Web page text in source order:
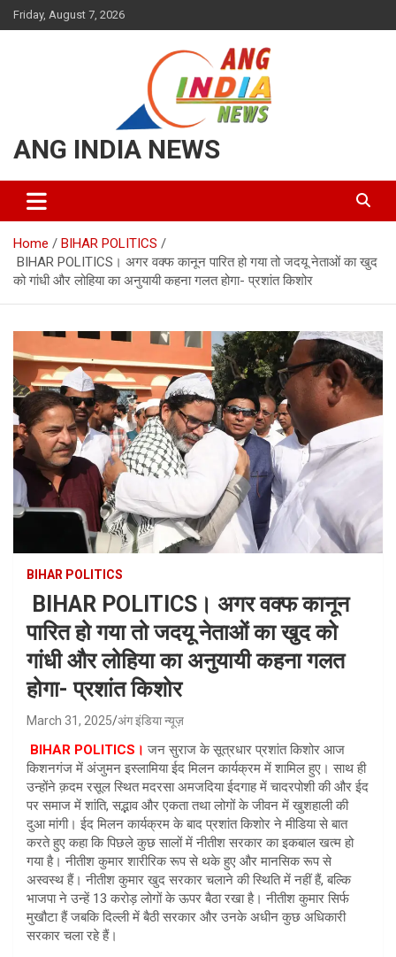
Skip
to
Friday, August 7, 2026
ANG INDIA NEWS
Home
BIHAR POLITICS
BIHAR POLITICS। अगर वक्फ कानून पारित हो गया तो जदयू नेताओं का खुद
को गांधी और लोहिया का अनुयायी कहना गलत होगा- प्रशांत किशोर
BIHAR POLITICS
BIHAR POLITICS। अगर वक्फ कानून
पारित हो गया तो जदयू नेताओं का खुद को
गांधी और लोहिया का अनुयायी कहना गलत
होगा- प्रशांत किशोर
March 31, 2025 अंग इंडिया न्यूज़
BIHAR POLITICS। जन सुराज के सूत्रधार प्रशांत किशोर आज
किशनगंज में अंजुमन इस्लामिया ईद मिलन कार्यक्रम में शामिल हुए। साथ ही
उन्होंने क़दम रसूल स्थित मदरसा अमजदिया ईदगाह में चादरपोशी की और ईद
पर समाज में शांति, सद्भाव और एकता तथा लोगों के जीवन में खुशहाली की
दुआ मांगी। ईद मिलन कार्यक्रम के बाद प्रशांत किशोर ने मीडिया से बात
करते हुए कहा कि पिछले कुछ सालों में नीतीश सरकार का इकबाल खत्म हो
गया है। नीतीश कुमार शारीरिक रूप से थके हुए और मानसिक रूप से
अस्वस्थ हैं। नीतीश कुमार खुद सरकार चलाने की स्थिति में नहीं हैं, बल्कि
भाजपा ने उन्हें 13 करोड़ लोगों के ऊपर बैठा रखा है। नीतीश कुमार सिर्फ
मुखौटा हैं जबकि दिल्ली में बैठी सरकार और उनके अधीन कुछ अधिकारी
सरकार चला रहे हैं।